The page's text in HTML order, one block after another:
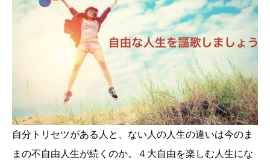
自分トリセツがある人と、ない人の人生の違いは今のま
まの不自由人生が続くのか。４大自由を楽しむ人生にな